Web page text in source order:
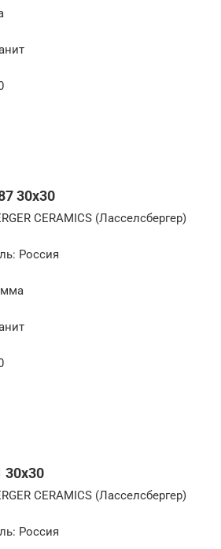
30х30
CERAMICS (Ласселсбергер)
Россия
CERAMICS (Ласселсбергер)
Россия